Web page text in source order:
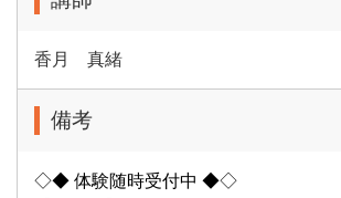
香月 真緒
備考
◇◆ 体験随時受付中 ◆◇